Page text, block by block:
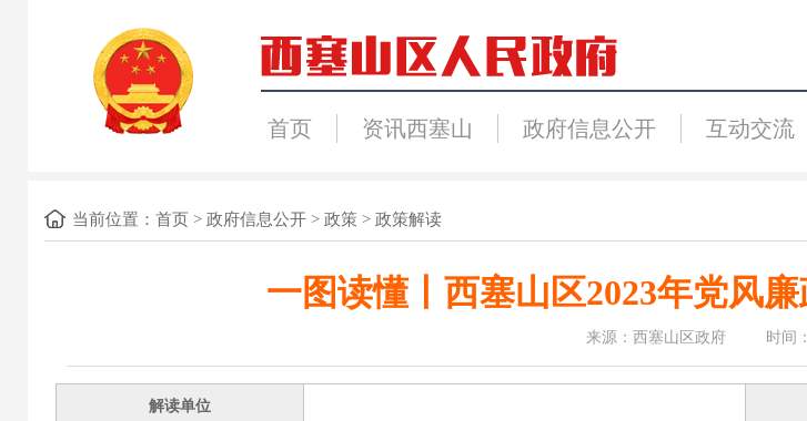
首页 资讯西塞山 政府信息公开 互动交流
当前位置： 首页> 政府信息公开> 政策> 政策解读
一图读懂丨西塞山区2023年党风
来源：西塞山区政府 时间：
解读单位